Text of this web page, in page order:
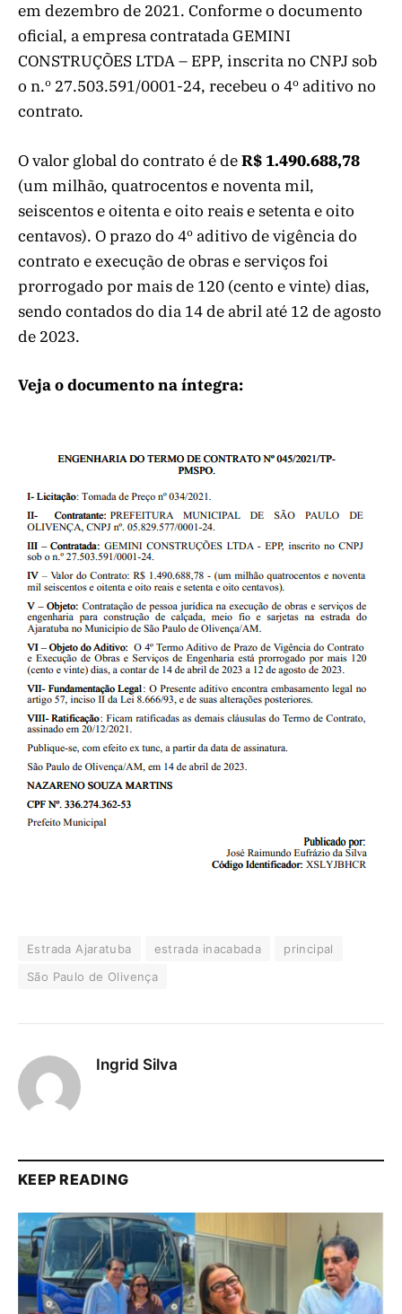
em dezembro de 2021. Conforme o documento
oficial, a empresa contratada GEMINI
CONSTRUÇÕES LTDA – EPP, inscrita no CNPJ sob
o n.º 27.503.591/0001-24, recebeu o 4º aditivo no
contrato.
O valor global do contrato é deR$ 1.490.688,78
(um milhão, quatrocentos e noventa mil,
seiscentos e oitenta e oito reais e setenta e oito
centavos). O prazo do 4º aditivo de vigência do
contrato e execução de obras e serviços foi
prorrogado por mais de 120 (cento e vinte) dias,
sendo contados do dia 14 de abril até 12 de agosto
de 2023.
Veja o documento na íntegra:
Estrada Ajaratuba estrada inacabada
principal
São Paulo de Olivença
Ingrid Silva
KEEP READING